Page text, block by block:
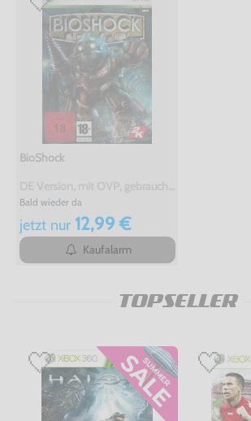
BioShock
Bald wieder da
jetzt nur12,99 €
Kaufalarm
TOPSELLER